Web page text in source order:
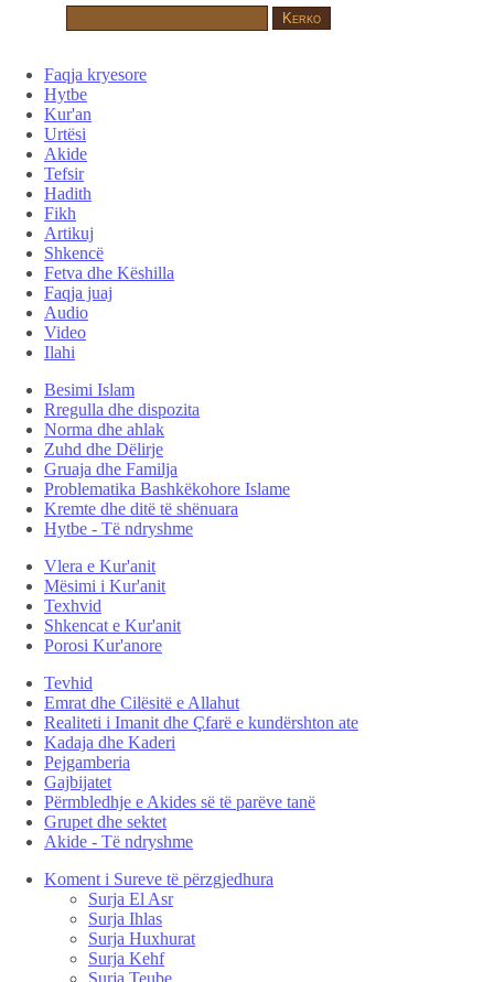
Faqja kryesore
Hytbe
Kur'an
Urtësi
Akide
Tefsir
Hadith
Fikh
Artikuj
Shkencë
Fetva dhe Këshilla
Faqja juaj
Audio
Video
Ilahi
Besimi Islam
Rregulla dhe dispozita
Norma dhe ahlak
Zuhd dhe Dëlirje
Gruaja dhe Familja
Problematika Bashkëkohore Islame
Kremte dhe ditë të shënuara
Hytbe - Të ndryshme
Vlera e Kur'anit
Mësimi i Kur'anit
Texhvid
Shkencat e Kur'anit
Porosi Kur'anore
Tevhid
Emrat dhe Cilësitë e Allahut
Realiteti i Imanit dhe Çfarë e kundërshton ate
Kadaja dhe Kaderi
Pejgamberia
Gajbijatet
Përmbledhje e Akides së të parëve tanë
Grupet dhe sektet
Akide - Të ndryshme
Koment i Sureve të përzgjedhura
Surja El Asr
Surja Ihlas
Surja Huxhurat
Surja Kehf
Surja Teube